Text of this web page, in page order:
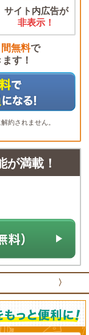
サイト内広告が
非表示！
無料で
す！
約されません。
満載！
〉